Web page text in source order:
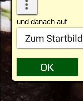
und danach auf